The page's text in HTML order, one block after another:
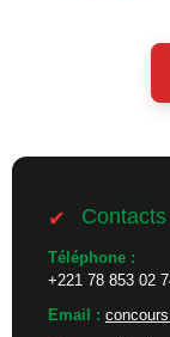
Téléphone :
+221 78 853 02
Email :